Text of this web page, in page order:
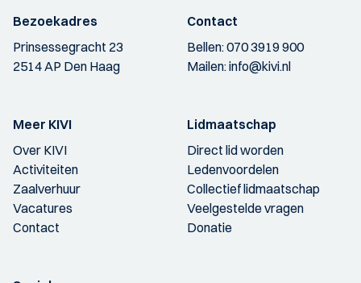
Bezoekadres
Prinsessegracht 23
2514 AP Den Haag
Contact
Bellen:070 3919 900
Mailen:info@kivi.nl
Meer KIVI
Over KIVI
Activiteiten
Zaalverhuur
Vacatures
Contact
Lidmaatschap
Direct lid worden
Ledenvoordelen
Collectief lidmaatschap
Veelgestelde vragen
Donatie